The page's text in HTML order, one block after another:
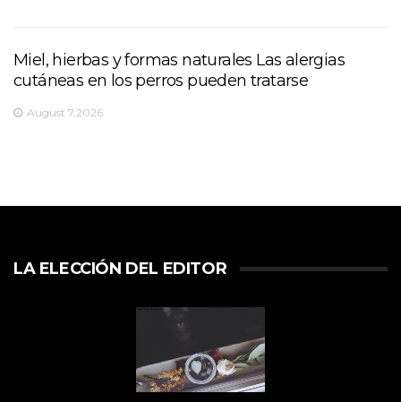
Miel, hierbas y formas naturales Las alergias
cutáneas en los perros pueden tratarse
August 7,2026
LA ELECCIÓN DEL EDITOR